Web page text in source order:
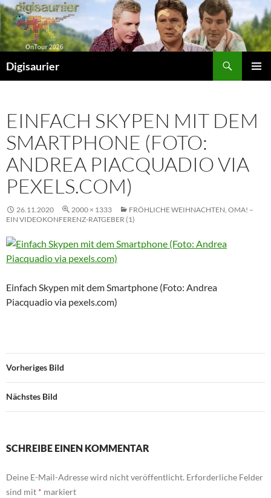
Zum
Inhalt
springen
Digisaurier
EINFACH SKYPEN MIT DEM
SMARTPHONE (FOTO:
ANDREA PIACQUADIO VIA
PEXELS.COM)
26.11.2020 2000 × 1333
FRÖHLICHE WEIHNACHTEN, OMA! –
EIN VIDEOKONFERENZ-RATGEBER (1)
Einfach Skypen mit dem Smartphone (Foto: Andrea
Piacquadio via pexels.com)
Vorheriges Bild
Nächstes Bild
SCHREIBE EINEN KOMMENTAR
Deine E-Mail-Adresse wird nicht veröffentlicht. Erforderliche Felder
sind mit * markiert